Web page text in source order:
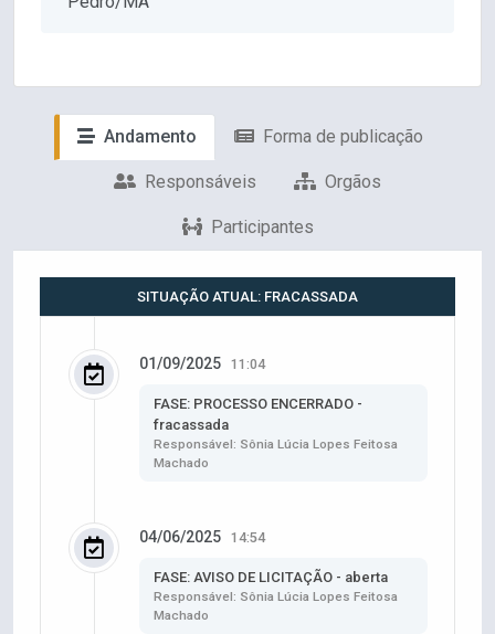
Andamento Forma de publicação
Responsáveis Orgãos
Participantes
SITUAÇÃO ATUAL: FRACASSADA
01/09/2025 11:04
FASE: PROCESSO ENCERRADO -
fracassada
Responsável: Sônia Lúcia Lopes Feitosa
Machado
04/06/2025 14:54
FASE: AVISO DE LICITAÇÃO - aberta
Responsável: Sônia Lúcia Lopes Feitosa
Machado